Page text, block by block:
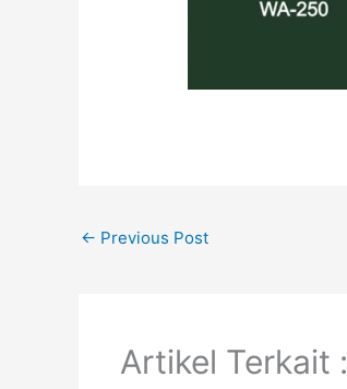
← Previous Post
Artikel Terkait :